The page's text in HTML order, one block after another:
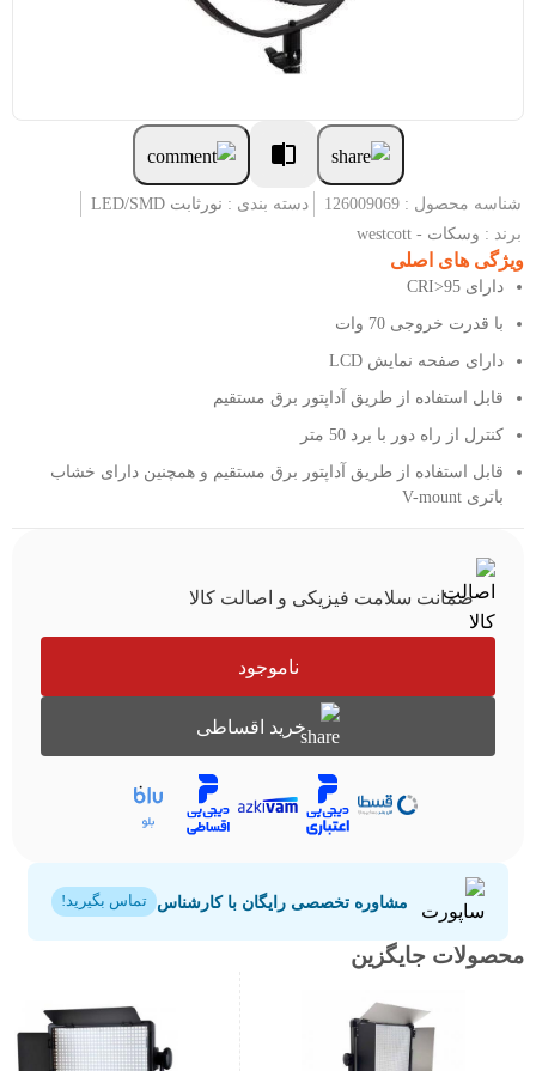
شناسه محصول : 126009069 دسته بندی : نورثابت LED/SMD
برند : وسکات - westcott
ویژگی های اصلی
دارای CRI>95
با قدرت خروجی 70 وات
دارای صفحه نمایش LCD
قابل استفاده از طریق آداپتور برق مستقیم
کنترل از راه دور با برد 50 متر
قابل استفاده از طریق آداپتور برق مستقیم و همچنین دارای خشاب
باتری V-mount
ضمانت سلامت فیزیکی و اصالت کالا
ناموجود
خرید اقساطی
مشاوره تخصصی رایگان با کارشناس تماس بگیرید!
محصولات جایگزین